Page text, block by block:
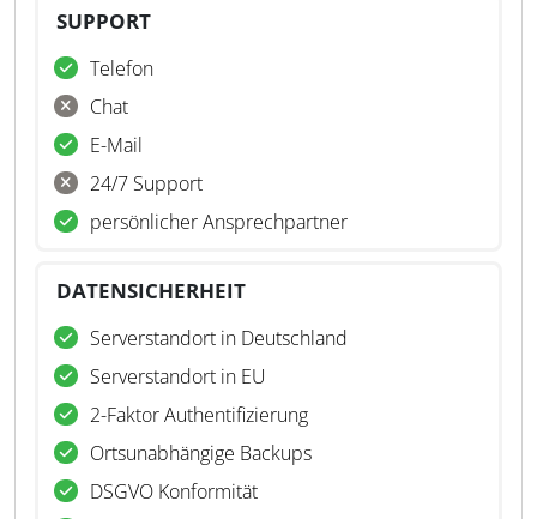
SUPPORT
Telefon
Chat
E-Mail
24/7 Support
persönlicher Ansprechpartner
DATENSICHERHEIT
Serverstandort in Deutschland
Serverstandort in EU
2-Faktor Authentifizierung
Ortsunabhängige Backups
DSGVO Konformität